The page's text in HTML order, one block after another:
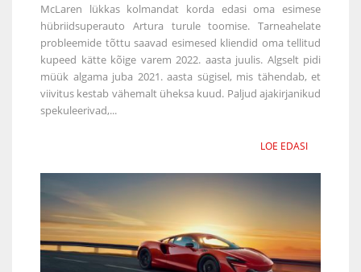
McLaren lükkas kolmandat korda edasi oma esimese
hübriidsuperauto Artura turule toomise. Tarneahelate
probleemide tõttu saavad esimesed kliendid oma tellitud
kupeed kätte kõige varem 2022. aasta juulis. Algselt pidi
müük algama juba 2021. aasta sügisel, mis tähendab, et
viivitus kestab vähemalt üheksa kuud. Paljud ajakirjanikud
spekuleerivad,...
LOE EDASI